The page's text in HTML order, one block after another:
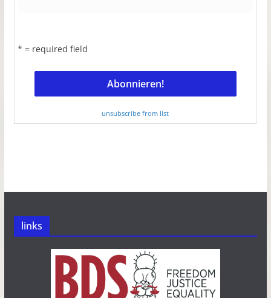
* = required field
unsubscribe from list
links